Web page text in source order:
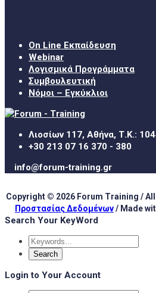
On Line Εκπαίδευση
Webinar
Λογισμικά Προγράμματα
Συμβουλευτική
Νόμοι – Εγκύκλιοι
Λιοσίων 117, Αθήνα, Τ.Κ.:
+30 213 07 16 370 - 380
info@forum-training.gr
Copyright © 2026 Forum Training /
Προστασίας Δεδομένων/ Made
Search Your KeyWord
Login to Your Account